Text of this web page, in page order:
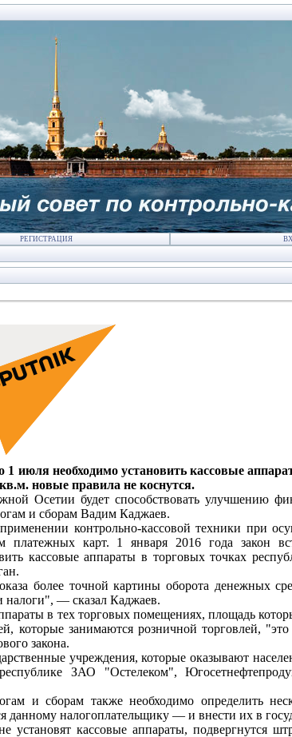
РЕГИСТРАЦИЯ
июля необходимо установить кассовые
новые правила не коснутся.
Осетии будет способствовать улучшению
и сборам Вадим Каджаев.
контрольно-кассовой техники при
платежных карт. 1 января 2016 года закон
кассовые аппараты в торговых точках
более точной картины оборота денежных
налоги", — сказал Каджаев.
в тех торговых помещениях, площадь
которые занимаются розничной торговлей, "это
закона.
учреждения, которые оказывают
ЗАО "Остелеком",
и сборам также необходимо определить
данному налогоплательщику — и внести их в
установят кассовые аппараты, подвергнутся